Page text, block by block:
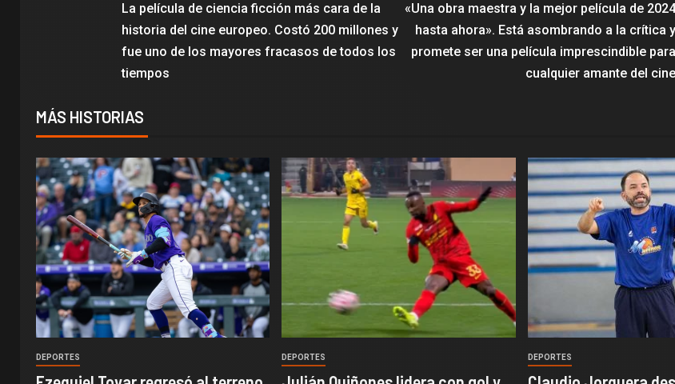
La película de ciencia ficción más cara de la
historia del cine europeo. Costó 200 millones y
fue uno de los mayores fracasos de todos los
tiempos
«Una obra maestra y la mejor película de
hasta ahora». Está asombrando a la crítica y
promete ser una película imprescindible para
cualquier amante del cine
MÁS HISTORIAS
DEPORTES DEPORTES DEPORTES